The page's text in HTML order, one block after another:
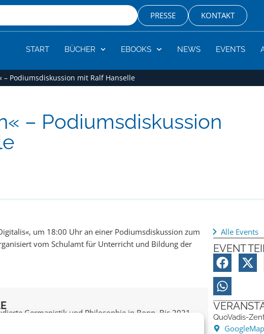
PRESSE KONTAKT
START BÜCHER EBOOKS NEWS EVENTS
– Podiumsdiskussion mit Ralf Hanselle
– Podiumsdiskussion
um 18:00 Uhr an einer Podiumsdiskussion zum
vom Schulamt für Unterricht und Bildung der
Germanistik und Philosophie in Bonn. Bis 2021
verschiedene deutsche Tages- und
Alle Events
EVENT
QuoVadis-